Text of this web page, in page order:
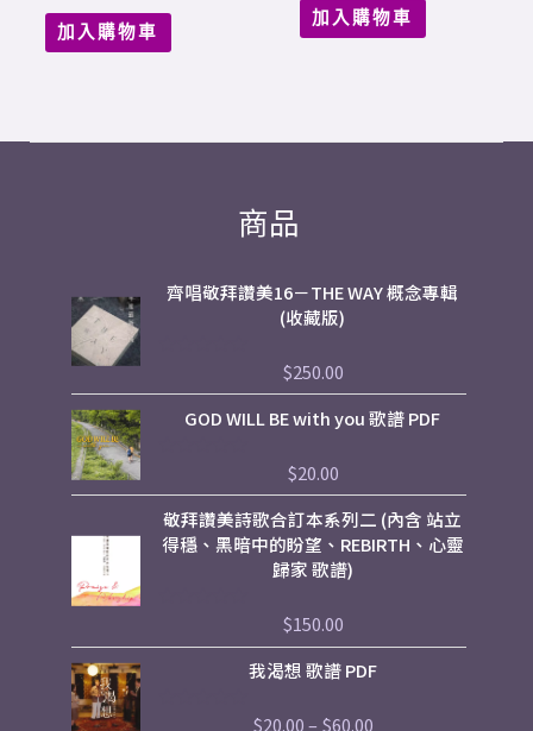
加入購物車
加入購物車
商品
齊唱敬拜讚美16－THE WAY 概念專輯
(收藏版)
$250.00
GOD WILL BE with you 歌譜 PDF
滿
分
5
$20.00
敬拜讚美詩歌合訂本系列二 (內含 站立
得穩、黑暗中的盼望、REBIRTH、心靈
歸家 歌譜)
$150.00
我渴想 歌譜 PDF
$20.00– $60.00